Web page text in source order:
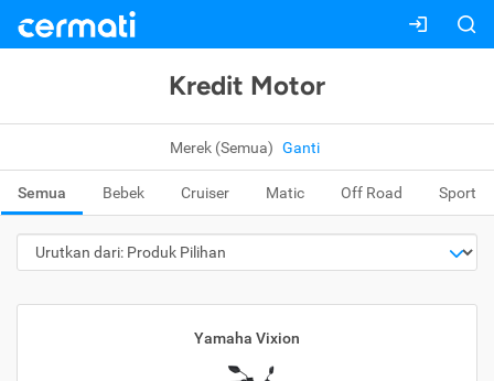
Kredit Motor
Merek (Semua) Ganti
Semua Bebek Cruiser Matic Off Road Sport
Yamaha Vixion